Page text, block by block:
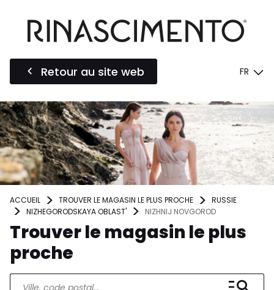
Retour au site web FR
ACCUEIL TROUVER LE MAGASIN LE PLUS PROCHE
RUSSIE
NIZHEGORODSKAYA OBLAST'
NIZHNIJ NOVGOROD
Trouver le magasin le plus
proche